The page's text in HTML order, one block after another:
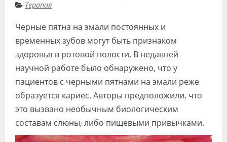
Видео
Форум
Клиники
Специалисты
Галерея
Блоги
Лаборатории
Терапия
Черные пятна на эмали постоянных и
временных зубов могут быть признаком
здоровья в ротовой полости. В недавней
научной работе было обнаружено, что у
пациентов с черными пятнами на эмали реже
образуется кариес. Авторы предположили, что
это вызвано необычным биологическим
составам слюны, либо пищевыми привычками.